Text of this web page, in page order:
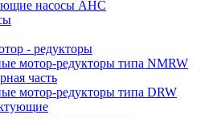
насосы АНС
- редукторы
мотор-редукторы типа NMRW
часть
мотор-редукторы типа DRW